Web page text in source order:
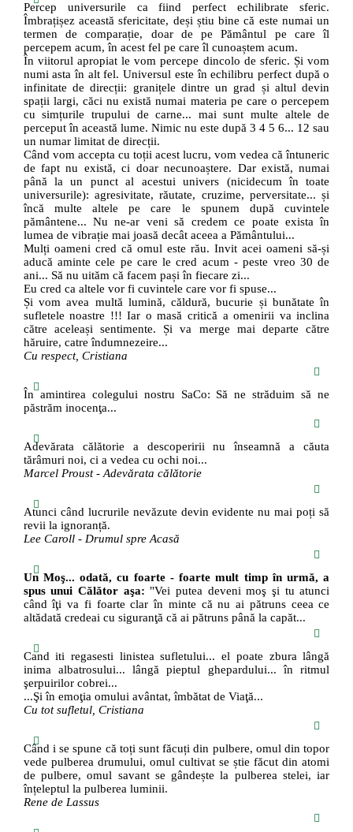
Percep universurile ca fiind perfect echilibrate sferic.
Îmbrațișez această sfericitate, deși știu bine că este numai un
termen de comparație, doar de pe Pământul pe care îl
percepem acum, în acest fel pe care îl cunoaștem acum.
În viitorul apropiat le vom percepe dincolo de sferic. Și vom
numi asta în alt fel. Universul este în echilibru perfect după o
infinitate de direcții: granițele dintre un grad și altul devin
spații largi, căci nu există numai materia pe care o percepem
cu simțurile trupului de carne... mai sunt multe altele de
perceput în această lume. Nimic nu este după 3 4 5 6... 12 sau
un numar limitat de direcții.
Când vom accepta cu toții acest lucru, vom vedea că întuneric
de fapt nu există, ci doar necunoaștere. Dar există, numai
până la un punct al acestui univers (nicidecum în toate
universurile): agresivitate, răutate, cruzime, perversitate... și
încă multe altele pe care le spunem după cuvintele
pământene... Nu ne-ar veni să credem ce poate exista în
lumea de vibrație mai joasă decât aceea a Pământului...
Mulți oameni cred că omul este rău. Invit acei oameni să-și
aducă aminte cele pe care le cred acum - peste vreo 30 de
ani... Să nu uităm că facem pași în fiecare zi...
Eu cred ca altele vor fi cuvintele care vor fi spuse...
Și vom avea multă lumină, căldură, bucurie și bunătate în
sufletele noastre !!! Iar o masă critică a omenirii va inclina
către aceleași sentimente. Și va merge mai departe către
hăruire, catre îndumnezeire...
Cu respect, Cristiana
În amintirea colegului nostru SaCo: Să ne străduim să ne
păstrăm inocenţa...
Adevărata călătorie a descoperirii nu înseamnă a căuta
tărâmuri noi, ci a vedea cu ochi noi...
Marcel Proust - Adevărata călătorie
Atunci când lucrurile nevăzute devin evidente nu mai poți să
revii la ignoranță.
Lee Caroll - Drumul spre Acasă
Un Moş... odată, cu foarte - foarte mult timp în urmă, a
spus unui Călător aşa: "Vei putea deveni moş şi tu atunci
când îţi va fi foarte clar în minte că nu ai pătruns ceea ce
altădată credeai cu siguranţă că ai pătruns până la capăt...
Cand iti regasesti linistea sufletului... el poate zbura lângă
inima albatrosului... lângă pieptul ghepardului... în ritmul
şerpuirilor cobrei...
...Şi în emoţia omului avântat, îmbătat de Viaţă...
Cu tot sufletul, Cristiana
Când i se spune că toți sunt făcuți din pulbere, omul din topor
vede pulberea drumului, omul cultivat se știe făcut din atomi
de pulbere, omul savant se gândește la pulberea stelei, iar
înțeleptul la pulberea luminii.
Rene de Lassus